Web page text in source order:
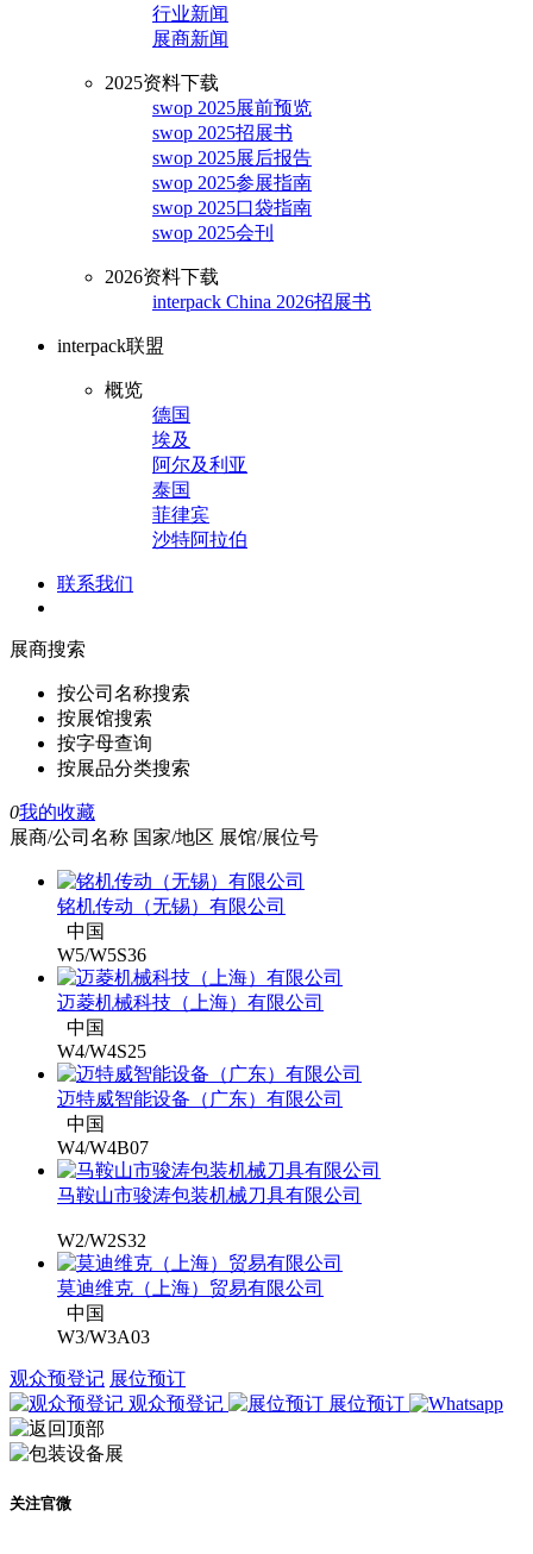
行业新闻
展商新闻
2025资料下载
swop 2025展前预览
swop 2025招展书
swop 2025展后报告
swop 2025参展指南
swop 2025口袋指南
swop 2025会刊
2026资料下载
interpack China 2026招展书
interpack联盟
概览
德国
埃及
阿尔及利亚
泰国
菲律宾
沙特阿拉伯
联系我们
展商搜索
按公司名称搜索
按展馆搜索
按字母查询
按展品分类搜索
0我的收藏
展商/公司名称 国家/地区 展馆/展位号
铭机传动（无锡）有限公司
中国
W5/W5S36
迈菱机械科技（上海）有限公司
中国
W4/W4S25
迈特威智能设备（广东）有限公司
中国
W4/W4B07
马鞍山市骏涛包装机械刀具有限公司
W2/W2S32
莫迪维克（上海）贸易有限公司
中国
W3/W3A03
观众预登记 展位预订
观众预登记
展位预订
关注官微